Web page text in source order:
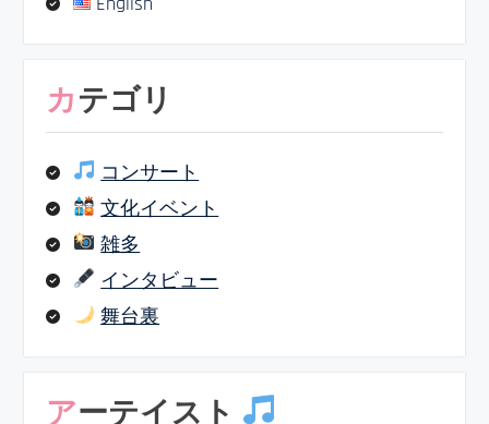
カテゴリ
コンサート
文化イベント
雑多
インタビュー
舞台裏
アーテイスト